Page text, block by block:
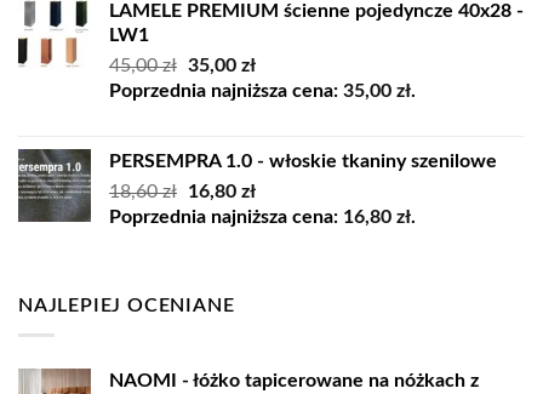
LAMELE PREMIUM ścienne pojedyncze 40x28 -
LW1
45,00zł Pierwotna
cena
35,00 złAktualna
cena
Poprzednia najniższa cena: 35,00 zł.
PERSEMPRA 1.0 - włoskie tkaniny szenilowe
18,60zł
Pierwotna
cena
16,80 złAktualna
cena
Poprzednia najniższa cena: 16,80 zł.
NAJLEPIEJ OCENIANE
NAOMI - łóżko tapicerowane na nóżkach z